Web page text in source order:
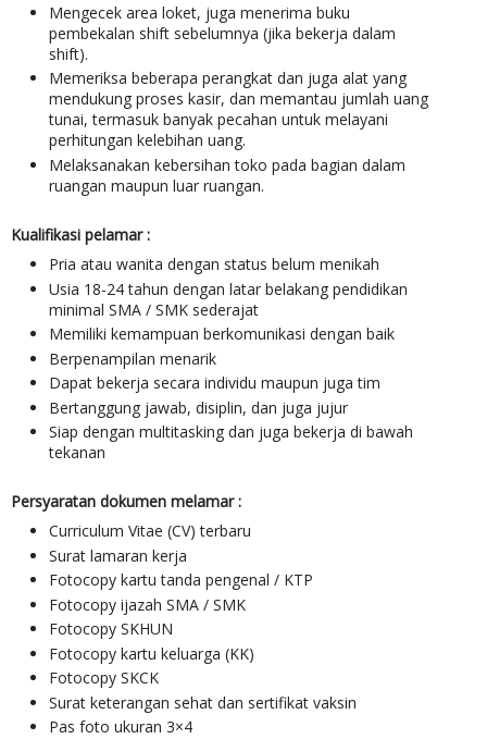
Mengecek area loket, juga menerima buku
pembekalan shift sebelumnya (jika bekerja dalam
shift).
Memeriksa beberapa perangkat dan juga alat yang
mendukung proses kasir, dan memantau jumlah uang
tunai, termasuk banyak pecahan untuk melayani
perhitungan kelebihan uang.
Melaksanakan kebersihan toko pada bagian dalam
ruangan maupun luar ruangan.
Kualifikasi pelamar :
Pria atau wanita dengan status belum menikah
Usia 18-24 tahun dengan latar belakang pendidikan
minimal SMA / SMK sederajat
Memiliki kemampuan berkomunikasi dengan baik
Berpenampilan menarik
Dapat bekerja secara individu maupun juga tim
Bertanggung jawab, disiplin, dan juga jujur
Siap dengan multitasking dan juga bekerja di bawah
tekanan
Persyaratan dokumen melamar :
Curriculum Vitae (CV) terbaru
Surat lamaran kerja
Fotocopy kartu tanda pengenal / KTP
Fotocopy ijazah SMA / SMK
Fotocopy SKHUN
Fotocopy kartu keluarga (KK)
Fotocopy SKCK
Surat keterangan sehat dan sertifikat vaksin
Pas foto ukuran 3×4